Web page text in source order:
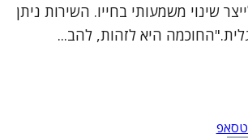
שינוי משמעותי בחייו. השירות ניתן
היא לזהות, להב...